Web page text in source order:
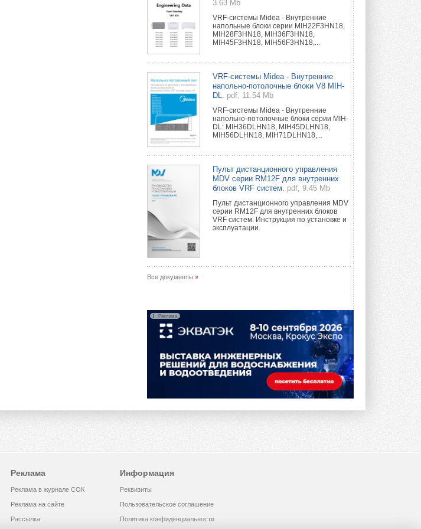
3.63 Mb
VRF-системы Midea - Внутренние
напольные блоки серии MIH22F3HN18,
MIH28F3HN18, MIH36F3HN18,
MIH45F3HN18, MIH56F3HN18,...
VRF-системы Midea - Внутренние
напольно-потолочные блоки V8 MIH-
DL.
pdf, 11.54 Mb
VRF-системы Midea - Внутренние
напольно-потолочные блоки серии MIH-
DL: MIH36DLHN18, MIH45DLHN18,
MIH56DLHN18, MIH71DLHN18,...
Пульт дистанционного управления
MDV серии RM12F для внутренних
блоков VRF систем.
pdf, 9.45 Mb
Пульт дистанционного управления MDV
серии RM12F для внутренних блоков
VRF систем. Инструкция по установке и
эксплуатации.
Все документы »
Реклама
Реклама
Реклама в журнале СОК
Реклама на сайте
Рассылка
Информация
Реквизиты
Пользовательское соглашение
Политика конфиденциальности